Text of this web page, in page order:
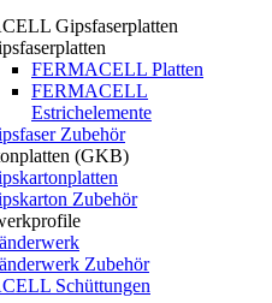
Gipsfaserplatten
FERMACELL Platten
FERMACELL
Estrichelemente
Zubehör
(GKB)
Zubehör
Zubehör
Schüttungen